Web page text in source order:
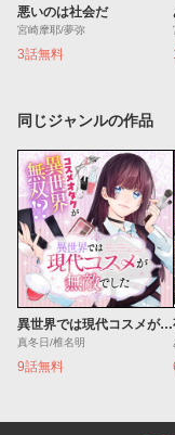
悪いのは社会だ
宮崎摩耶/夢弥
3話無料
同じジャンルの作品
異世界では現代コスメが無敵でした
真冬日/椎名明
9話無料